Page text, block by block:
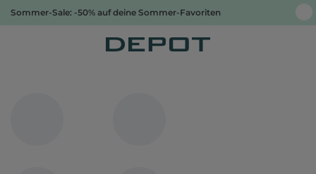
Sommer-Sale: -50% auf deine Sommer-Favoriten